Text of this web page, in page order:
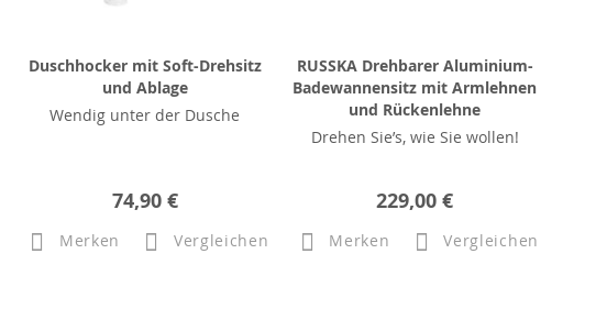
Duschhocker mit Soft-Drehsitz
und Ablage
Wendig unter der Dusche
74,90 €
Merken Vergleichen
RUSSKA Drehbarer Aluminium-
Badewannensitz mit Armlehnen
und Rückenlehne
Drehen Sie’s, wie Sie wollen!
229,00 €
Merken Vergleichen